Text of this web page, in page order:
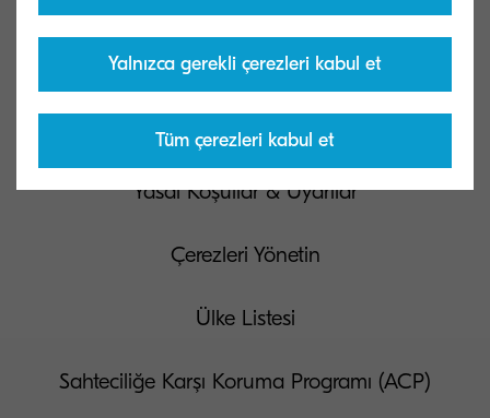
Gizlilik ve Çerez Merkezi
Kullanım Koşulları
Yasal Koşullar & Uyarılar
Çerezleri Yönetin
Ülke Listesi
Sahteciliğe Karşı Koruma Programı (ACP)
Yalnızca gerekli çerezleri kabul et
Tüm çerezleri kabul et